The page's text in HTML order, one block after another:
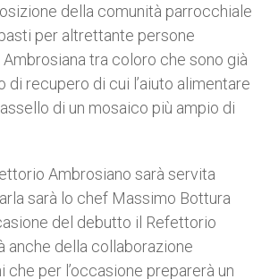
della comunità parrocchiale
per altrettante persone
tra coloro che sono già
di recupero di cui l’aiuto alimentare
di un mosaico più ampio di
Ambrosiano sarà servita
sarà lo chef Massimo Bottura
del debutto il Refettorio
anche della collaborazione
che per l’occasione preparerà un